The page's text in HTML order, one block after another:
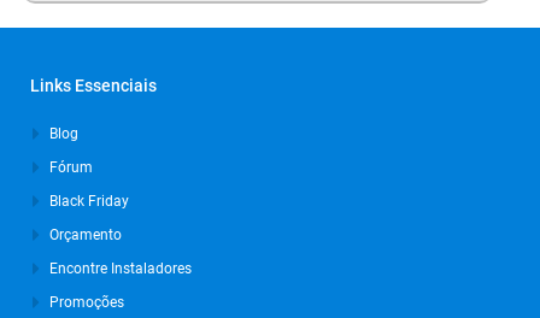
Setembro de 2024
Julho de 2024
Março de 2024
Outubro de 2023
Links Essenciais
Blog
Fórum
Black Friday
Orçamento
Encontre Instaladores
Promoções